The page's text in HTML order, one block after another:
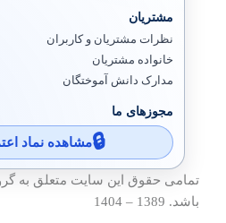
سیتریکس
هایپروی
EMC Storage
آی پی IPV6
پایگاه داده SQL
مشتریان
نظرات مشتریان و کاربران
خانواده مشتریان
مدارک دانش آموختگان
مجوزهای ما
مشاهده نماد
تمامی حقوق این سایت متعلق به
باشد. 1389 – 1404